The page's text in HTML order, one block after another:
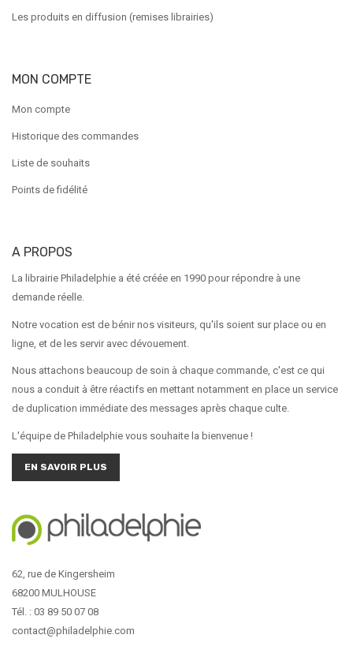
Les produits en diffusion (remises librairies)
MON COMPTE
Mon compte
Historique des commandes
Liste de souhaits
Points de fidélité
A PROPOS
La librairie Philadelphie a été créée en 1990 pour répondre à une
demande réelle.
Notre vocation est de bénir nos visiteurs, qu'ils soient sur place ou en
ligne, et de les servir avec dévouement.
Nous attachons beaucoup de soin à chaque commande, c'est ce qui
nous a conduit à être réactifs en mettant notamment en place un service
de duplication immédiate des messages après chaque culte.
L'équipe de Philadelphie vous souhaite la bienvenue !
EN SAVOIR PLUS
62, rue de Kingersheim
68200 MULHOUSE
Tél. : 03 89 50 07 08
contact@philadelphie.com